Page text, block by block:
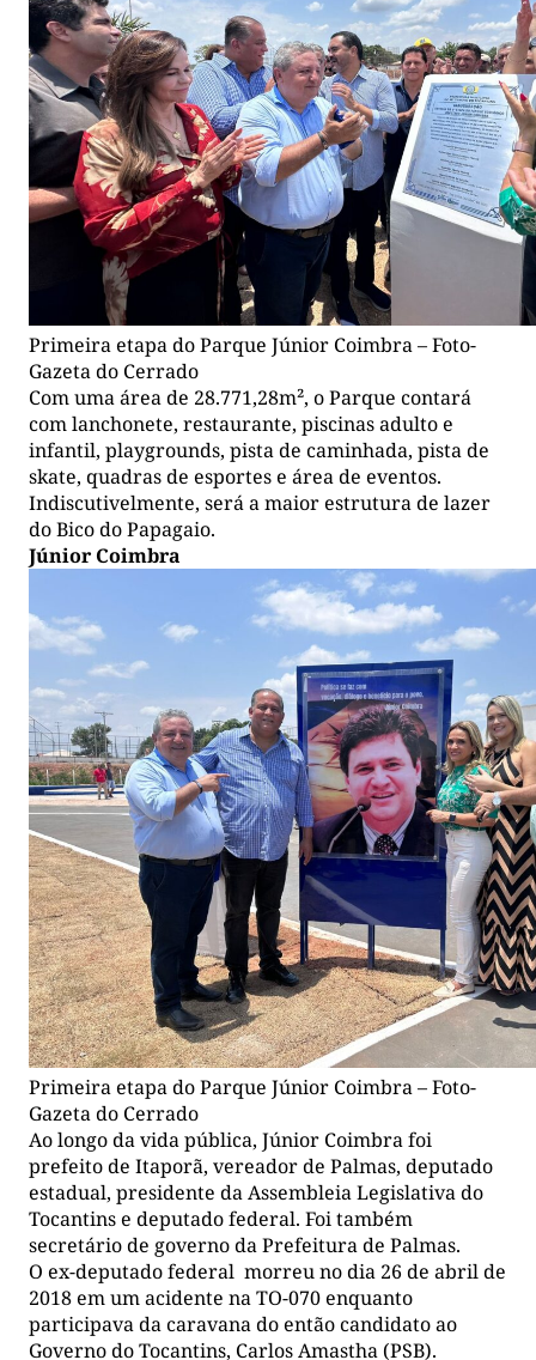
Primeira etapa do Parque Júnior Coimbra – Foto-
Gazeta do Cerrado
Com uma área de 28.771,28m², o Parque contará
com lanchonete, restaurante, piscinas adulto e
infantil, playgrounds, pista de caminhada, pista de
skate, quadras de esportes e área de eventos.
Indiscutivelmente, será a maior estrutura de lazer
do Bico do Papagaio.
Júnior Coimbra
Primeira etapa do Parque Júnior Coimbra – Foto-
Gazeta do Cerrado
Ao longo da vida pública, Júnior Coimbra foi
prefeito de Itaporã, vereador de Palmas, deputado
estadual, presidente da Assembleia Legislativa do
Tocantins e deputado federal. Foi também
secretário de governo da Prefeitura de Palmas.
O ex-deputado federal morreu no dia 26 de abril de
2018 em um acidente na TO-070 enquanto
participava da caravana do então candidato ao
Governo do Tocantins, Carlos Amastha (PSB).